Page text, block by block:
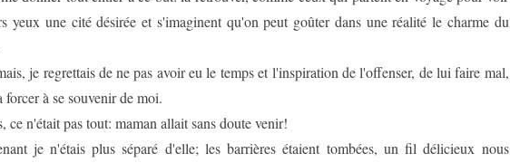
yeux une cité désirée et s'imaginent qu'on peut goûter dans une réalité le charme du
je regrettais de ne pas avoir eu le temps et l'inspiration de l'offenser, de lui faire mal,
forcer à se souvenir de moi.
ce n'était pas tout: maman allait sans doute venir!
je n'étais plus séparé d'elle; les barrières étaient tombées, un fil délicieux nous